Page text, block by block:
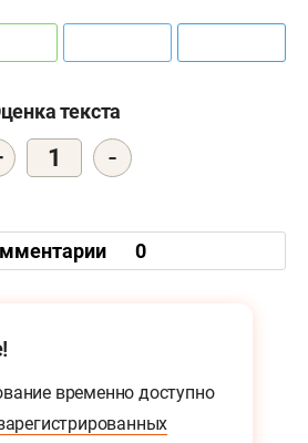
текста
1 -
0
временно доступно